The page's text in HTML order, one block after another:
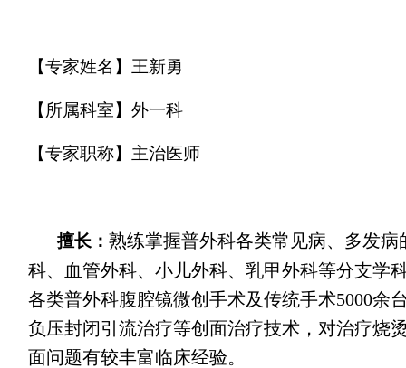
【专家姓名】王新勇
【所属科室】外一科
【专家职称】主治医师
擅长： 熟练掌握普外科各类常见病、多发
科、血管外科、小儿外科、乳甲外科等分支学
各类普外科腹腔镜微创手术及传统手术5000余
负压封闭引流治疗等创面治疗技术，对治疗烧
面问题有较丰富临床经验。